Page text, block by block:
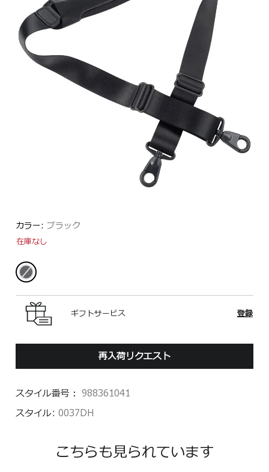
カラー: ブラック
在庫なし
ギフトサービス 登録
再入荷リクエスト
スタイル番号： 988361041
スタイル: 0037DH
こちらも見られています